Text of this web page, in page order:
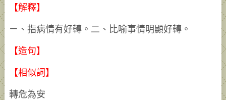
【解釋】
ㄧ、指病情有好轉。二、比喻事情明顯好轉。
【造句】
【相似詞】
轉危為安